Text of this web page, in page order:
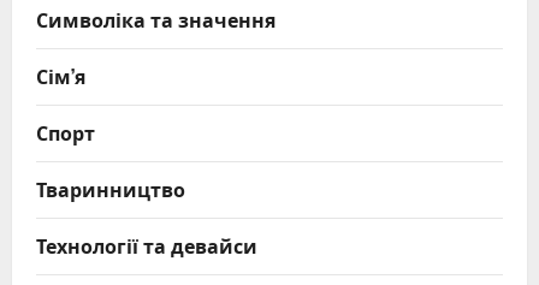
Символіка та значення
Сім’я
Спорт
Тваринництво
Технології та девайси